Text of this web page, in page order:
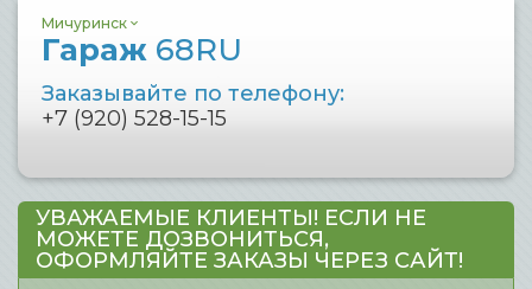
Мичуринск
Гараж 68RU
Заказывайте по телефону:
+7 (920) 528-15-15
УВАЖАЕМЫЕ КЛИЕНТЫ! ЕСЛИ НЕ
МОЖЕТЕ ДОЗВОНИТЬСЯ,
ОФОРМЛЯЙТЕ ЗАКАЗЫ ЧЕРЕЗ САЙТ!